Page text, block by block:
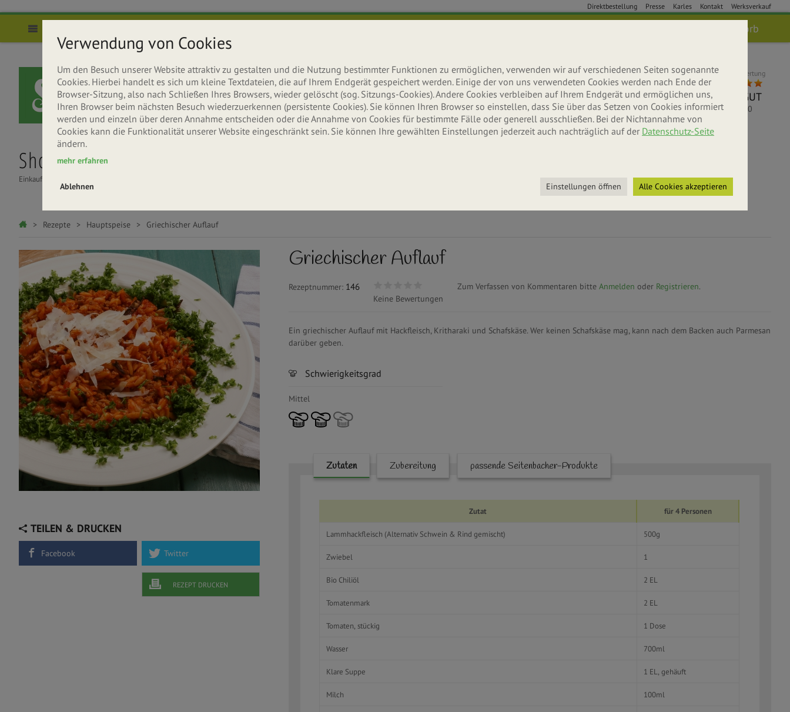
Direktbestellung Presse Karles Kontakt Werksverkauf
Warenkorb
Kundenbewertung
SEHR GUT
5.00
Shop
Einkaufen
Über uns
Sie sind hier
Rezepte Hauptspeise Griechischer Auflauf
TEILEN & DRUCKEN
Facebook Twitter
REZEPT DRUCKEN
Griechischer Auflauf
Rezeptnummer: 146
Keine Bewertungen
Zum Verfassen von Kommentaren bitte Anmelden oder Registrieren.
Ein griechischer Auflauf mit Hackfleisch, Kritharaki und Schafskäse. Wer keinen Schafskäse mag, kann nach dem Backen auch Parmesan
darüber geben.
Schwierigkeitsgrad
Mittel
Horizontal tabs
Zutaten(aktiver
Zubereitung passende Seitenbacher-Produkte
Zutat für 4 Personen
Lammhackfleisch (Alternativ Schwein & Rind gemischt) 500g
Zwiebel 1
Bio Chiliöl 2 EL
Tomatenmark 2 EL
Tomaten, stückig 1 Dose
Wasser 700ml
Klare Suppe 1 EL, gehäuft
Milch 100ml
Verwendung von Cookies
Um den Besuch unserer Website attraktiv zu gestalten und die Nutzung bestimmter Funktionen zu ermöglichen, verwenden wir auf verschiedenen Seiten sogenannte
Cookies. Hierbei handelt es sich um kleine Textdateien, die auf Ihrem Endgerät gespeichert werden. Einige der von uns verwendeten Cookies werden nach Ende der
Browser-Sitzung, also nach Schließen Ihres Browsers, wieder gelöscht (sog. Sitzungs-Cookies). Andere Cookies verbleiben auf Ihrem Endgerät und ermöglichen uns,
Ihren Browser beim nächsten Besuch wiederzuerkennen (persistente Cookies). Sie können Ihren Browser so einstellen, dass Sie über das Setzen von Cookies informiert
werden und einzeln über deren Annahme entscheiden oder die Annahme von Cookies für bestimmte Fälle oder generell ausschließen. Bei der Nichtannahme von
Cookies kann die Funktionalität unserer Website eingeschränkt sein. Sie können Ihre gewählten Einstellungen jederzeit auch nachträglich auf der Datenschutz-Seite
ändern.
mehr erfahren
Alle Cookies akzeptieren
Einstellungen öffnen
Ablehnen